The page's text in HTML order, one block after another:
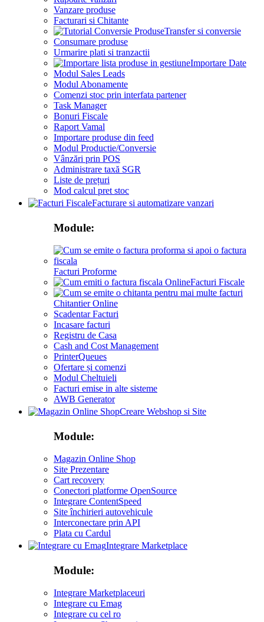
Vanzare produse
Facturari si Chitante
Transfer si conversie
Consumare produse
Urmarire plati si tranzactii
Importare Date
Modul Sales Leads
Modul Abonamente
Comenzi stoc prin interfata partener
Task Manager
Bonuri Fiscale
Raport Vamal
Importare produse din feed
Modul Productie/Conversie
Vânzări prin POS
Administrare taxă SGR
Liste de prețuri
Mod calcul pret stoc
Facturare si automatizare vanzari
Module:
Facturi Proforme
Facturi Fiscale
Chitantier Online
Scadentar Facturi
Incasare facturi
Registru de Casa
Cash and Cost Management
PrinterQueues
Ofertare și comenzi
Modul Cheltuieli
Facturi emise in alte sisteme
AWB Generator
Creare Webshop si Site
Module:
Magazin Online Shop
Site Prezentare
Cart recovery
Conectori platforme OpenSource
Integrare ContentSpeed
Site închirieri autovehicule
Interconectare prin API
Plata cu Cardul
Integrare Marketplace
Module:
Integrare Marketplaceuri
Integrare cu Emag
Integrare cu cel ro